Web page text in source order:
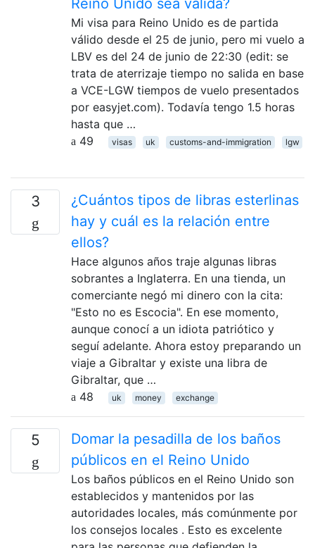
Mi visa para Reino Unido es de partida
válido desde el 25 de junio, pero mi vuelo a
LBV es del 24 de junio de 22:30 (edit: se
trata de aterrizaje tiempo no salida en base
a VCE-LGW tiempos de vuelo presentados
por easyjet.com). Todavía tengo 1.5 horas
hasta que …
49
visas uk customs-and-immigration lgw
3
¿Cuántos tipos de libras esterlinas
hay y cuál es la relación entre
ellos?
Hace algunos años traje algunas libras
sobrantes a Inglaterra. En una tienda, un
comerciante negó mi dinero con la cita:
"Esto no es Escocia". En ese momento,
aunque conocí a un idiota patriótico y
seguí adelante. Ahora estoy preparando un
viaje a Gibraltar y existe una libra de
Gibraltar, que …
48
uk money exchange
5
Domar la pesadilla de los baños
públicos en el Reino Unido
Los baños públicos en el Reino Unido son
establecidos y mantenidos por las
autoridades locales, más comúnmente por
los consejos locales . Esto es excelente